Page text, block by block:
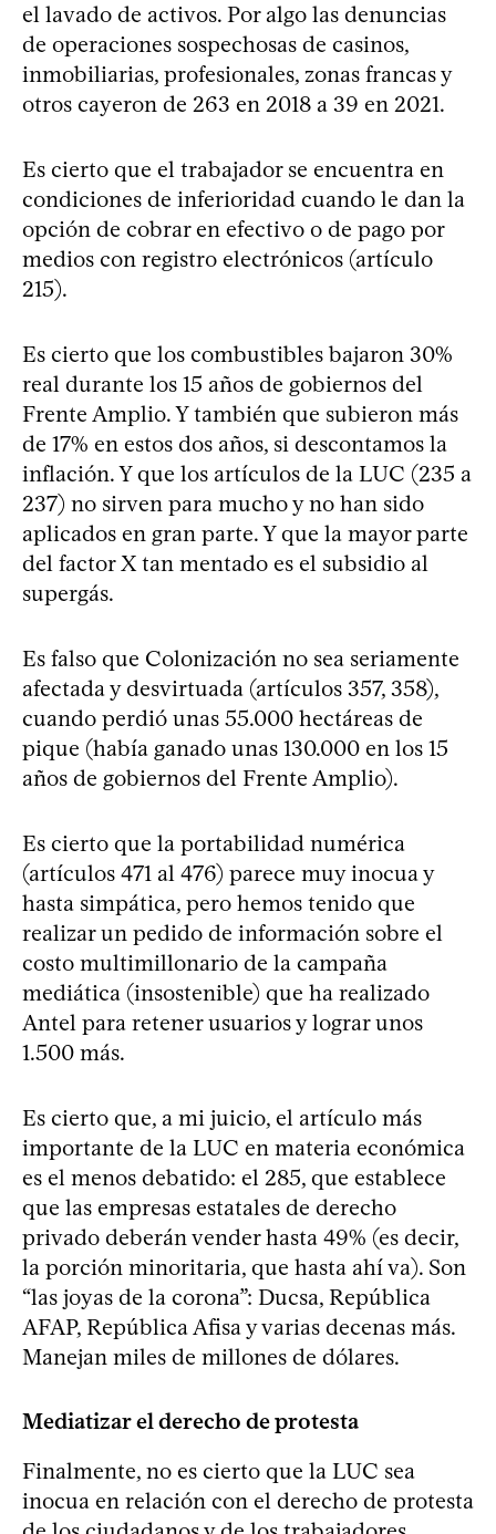
el lavado de activos. Por algo las denuncias
de operaciones sospechosas de casinos,
inmobiliarias, profesionales, zonas francas y
otros cayeron de 263 en 2018 a 39 en 2021.
Es cierto que el trabajador se encuentra en
condiciones de inferioridad cuando le dan la
opción de cobrar en efectivo o de pago por
medios con registro electrónicos (artículo
215).
Es cierto que los combustibles bajaron 30%
real durante los 15 años de gobiernos del
Frente Amplio. Y también que subieron más
de 17% en estos dos años, si descontamos la
inflación. Y que los artículos de la LUC (235 a
237) no sirven para mucho y no han sido
aplicados en gran parte. Y que la mayor parte
del factor X tan mentado es el subsidio al
supergás.
Es falso que Colonización no sea seriamente
afectada y desvirtuada (artículos 357, 358),
cuando perdió unas 55.000 hectáreas de
pique (había ganado unas 130.000 en los 15
años de gobiernos del Frente Amplio).
Es cierto que la portabilidad numérica
(artículos 471 al 476) parece muy inocua y
hasta simpática, pero hemos tenido que
realizar un pedido de información sobre el
costo multimillonario de la campaña
mediática (insostenible) que ha realizado
Antel para retener usuarios y lograr unos
1.500 más.
Es cierto que, a mi juicio, el artículo más
importante de la LUC en materia económica
es el menos debatido: el 285, que establece
que las empresas estatales de derecho
privado deberán vender hasta 49% (es decir,
la porción minoritaria, que hasta ahí va). Son
“las joyas de la corona”: Ducsa, República
AFAP, República Afisa y varias decenas más.
Manejan miles de millones de dólares.
Mediatizar el derecho de protesta
Finalmente, no es cierto que la LUC sea
inocua en relación con el derecho de protesta